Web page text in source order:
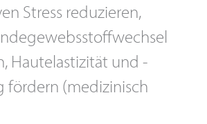
Stress reduzieren,
Hautelastizität und -
fördern (medizinisch